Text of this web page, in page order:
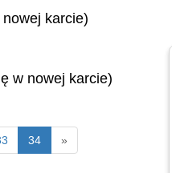
karcie)
w nowej karcie)
34 »